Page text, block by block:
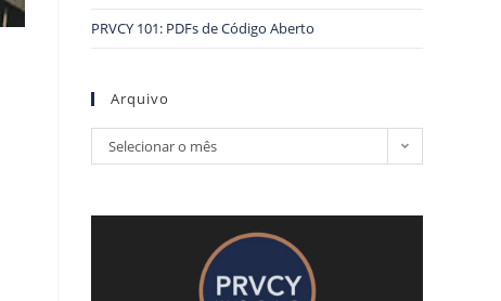
PRVCY 101: PDFs de Código Aberto
Arquivo
Selecionar o mês